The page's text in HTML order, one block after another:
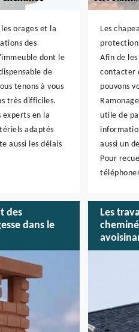
orages et la
des
dont le
de
tenons à vous
très difficiles.
experts en la
adaptés
aussi les délais
Les
Afin de
contacter
pouvons
utile de
aussi un
Pour
des
dans le
Les